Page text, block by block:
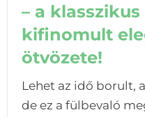
– a
kifinomult
ötvözete!
Lehet az idő borult,
de ez a fülbevaló